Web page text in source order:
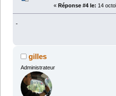
« Réponse #4 le: 14
-
gilles
Administrateur